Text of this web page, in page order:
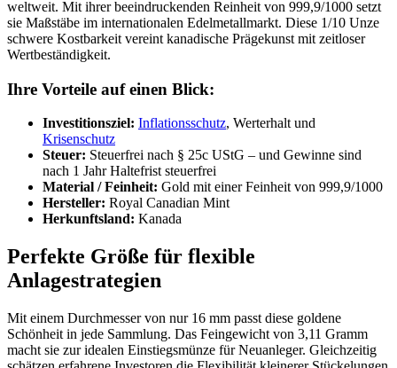
weltweit. Mit ihrer beeindruckenden Reinheit von 999,9/1000 setzt
sie Maßstäbe im internationalen Edelmetallmarkt. Diese 1/10 Unze
schwere Kostbarkeit vereint kanadische Prägekunst mit zeitloser
Wertbeständigkeit.
Ihre Vorteile auf einen Blick:
Investitionsziel: Inflationsschutz, Werterhalt und
Krisenschutz
Steuer: Steuerfrei nach § 25c UStG – und Gewinne sind
nach 1 Jahr Haltefrist steuerfrei
Material / Feinheit: Gold mit einer Feinheit von 999,9/1000
Hersteller: Royal Canadian Mint
Herkunftsland: Kanada
Perfekte Größe für flexible
Anlagestrategien
Mit einem Durchmesser von nur 16 mm passt diese goldene
Schönheit in jede Sammlung. Das Feingewicht von 3,11 Gramm
macht sie zur idealen Einstiegsmünze für Neuanleger. Gleichzeitig